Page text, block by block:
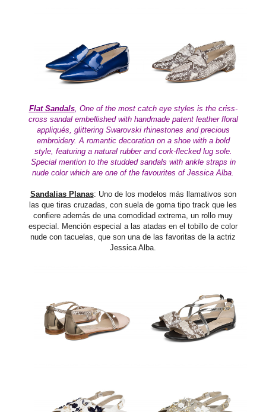
Flat Sandals, One of the most catch eye styles is the criss-
cross sandal embellished with handmade patent leather floral
appliqués, glittering Swarovski rhinestones and precious
embroidery. A romantic decoration on a shoe with a bold
style, featuring a natural rubber and cork-flecked lugsole.
Special mention to the studded sandals with ankle straps in
nude color which are one of the favourites of Jessica Alba.
Sandalias Planas: Uno de los modelos más llamativos son
las que tiras cruzadas, con suela de goma tipo track que les
confiere además de una comodidad extrema, un rollo muy
especial. Mención especial a las atadas en el tobillo de color
nude con tacuelas, que son una de las favoritas de la actriz
Jessica Alba.